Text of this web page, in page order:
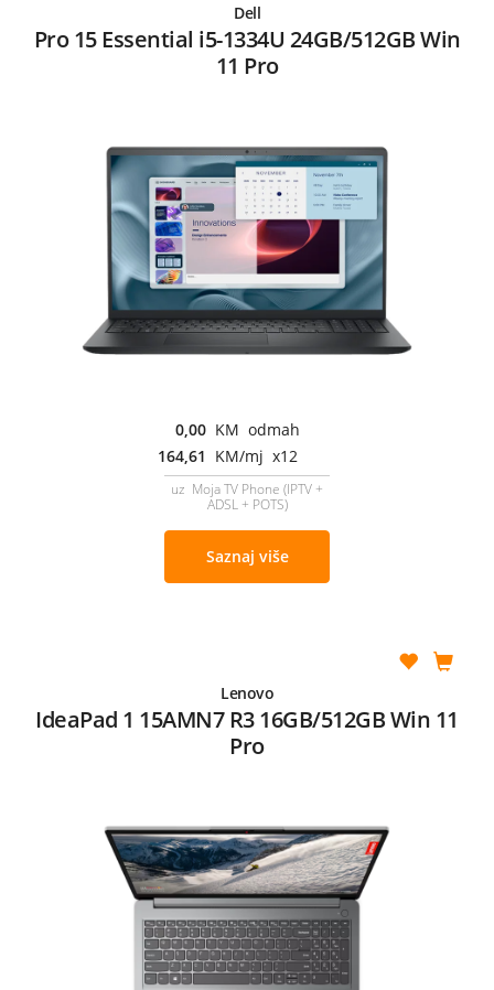
Dell
Pro 15 Essential i5-1334U 24GB/512GB Win
11 Pro
0,00 KM odmah
164,61 KM/mj x12
uz Moja TV Phone (IPTV +
ADSL + POTS)
Saznaj više
Lenovo
IdeaPad 1 15AMN7 R3 16GB/512GB Win 11
Pro